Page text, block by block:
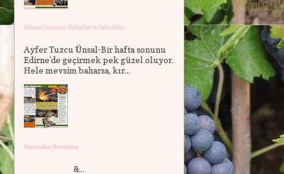
Edirne, Girişimci Kadınlar ve Yahudiler
Ayfer Tuzcu Ünsal-Bir hafta sonunu
Edirne’de geçirmek pek güzel oluyor.
Hele mevsim baharsa, kır...
Beyrandan Restorana
&...